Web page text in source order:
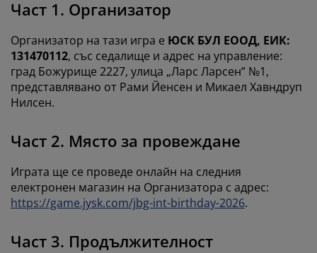
за спалня
за легла
за матрак
рамки
матраци
легла
на мебели
осветление
за дома
стая
Част 1. Организатор
Организатор на тази игра е ЮСК БУЛ ЕООД, ЕИК:
131470112, със седалище и адрес на управление:
град Божурище 2227, улица „Ларс Ларсен” №1,
представлявано от Рами Йенсен и Микаел Хавндруп
Нилсен.
Част 2. Място за провеждане
Играта ще се проведе онлайн на следния
електронен магазин на Организатора с адрес:
https://game.jysk.com/jbg-int-birthday-2026.
Част 3. Продължителност